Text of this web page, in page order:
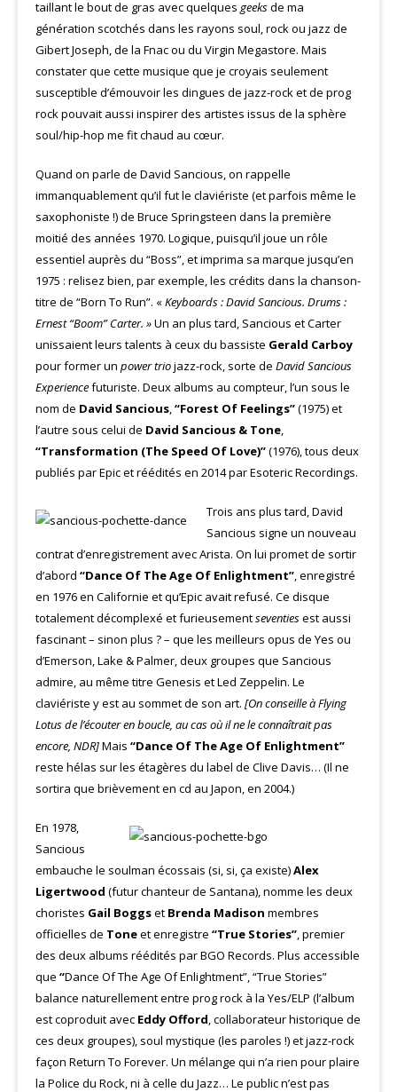
taillant le bout de gras avec quelques geeksde ma
génération scotchés dans les rayons soul, rock ou jazz de
Gibert Joseph, de la Fnac ou du Virgin Megastore. Mais
constater que cette musique que je croyais seulement
susceptible d’émouvoir les dingues de jazz-rock et de prog
rock pouvait aussi inspirer des artistes issus de la sphère
soul/hip-hop me fit chaud au cœur.
Quand on parle de David Sancious, on rappelle
immanquablement qu’il fut le claviériste (et parfois même le
saxophoniste !) de Bruce Springsteen dans la première
moitié des années 1970. Logique, puisqu’il joue un rôle
essentiel auprès du “Boss”, et imprima sa marque jusqu’en
1975 : relisez bien, par exemple, les crédits dans la chanson-
titre de “Born To Run”. «Keyboards : David Sancious. Drums :
Ernest “Boom” Carter. »Un an plus tard, Sancious et Carter
unissaient leurs talents à ceux du bassiste Gerald Carboy
pour former un power triojazz-rock, sorte de David Sancious
Experiencefuturiste. Deux albums au compteur, l’un sous le
nom de David Sancious,“Forest Of Feelings”(1975) et
l’autre sous celui de David Sancious & Tone,
“Transformation (The Speed Of Love)”(1976), tous deux
publiés par Epic et réédités en 2014 par Esoteric Recordings.
Trois ans plus tard, David
Sancious signe un nouveau
contrat d’enregistrement avec Arista. On lui promet de sortir
d’abord “Dance Of The Age Of Enlightment”, enregistré
en 1976 en Californie et qu’Epic avait refusé. Ce disque
totalement décomplexé et furieusementseventiesest aussi
fascinant – sinon plus ? – que les meilleurs opus de Yes ou
d’Emerson, Lake & Palmer, deux groupes que Sancious
admire, au même titre Genesis et Led Zeppelin. Le
claviériste y est au sommet de son art. [On conseille à Flying
Lotus de l’écouter en boucle, au cas où il ne le connaîtrait pas
encore, NDR]Mais “Dance Of The Age Of Enlightment”
reste hélas sur les étagères du label de Clive Davis… (Il ne
sortira que brièvement en cd au Japon, en 2004.)
En 1978,
Sancious
embauche le soulman écossais (si, si, ça existe)Alex
Ligertwood (futur chanteur de Santana), nomme les deux
choristes Gail Boggset Brenda Madison membres
officielles de Toneet enregistre “True Stories”, premier
des deux albums réédités par BGO Records. Plus accessible
que “Dance Of The Age Of Enlightment”, “True Stories”
balance naturellement entre prog rock à la Yes/ELP (l’album
est coproduit avec Eddy Offord, collaborateur historique de
ces deux groupes), soul mystique (les paroles !) et jazz-rock
façon Return To Forever. Un mélange qui n’a rien pour plaire
la Police du Rock, ni à celle du Jazz… Le public n’est pas